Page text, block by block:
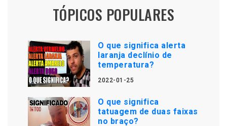
TÓPICOS POPULARES
O que significa alerta
laranja declínio de
temperatura?
2022-01-25
O que significa
tatuagem de duas faixas
no braço?